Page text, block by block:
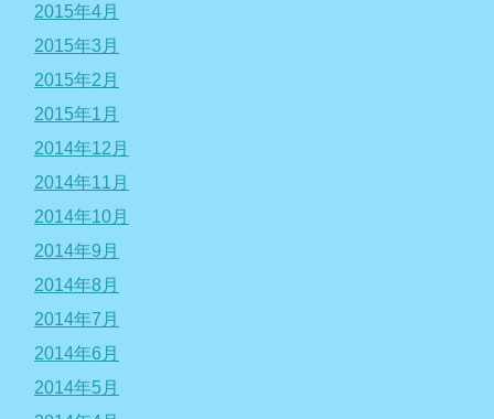
2015年4月
2015年3月
2015年2月
2015年1月
2014年12月
2014年11月
2014年10月
2014年9月
2014年8月
2014年7月
2014年6月
2014年5月